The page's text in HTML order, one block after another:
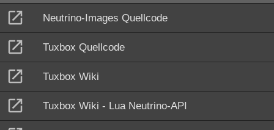
Neutrino-Images Quellcode
Tuxbox Quellcode
Tuxbox Wiki
Tuxbox Wiki - Lua Neutrino-API